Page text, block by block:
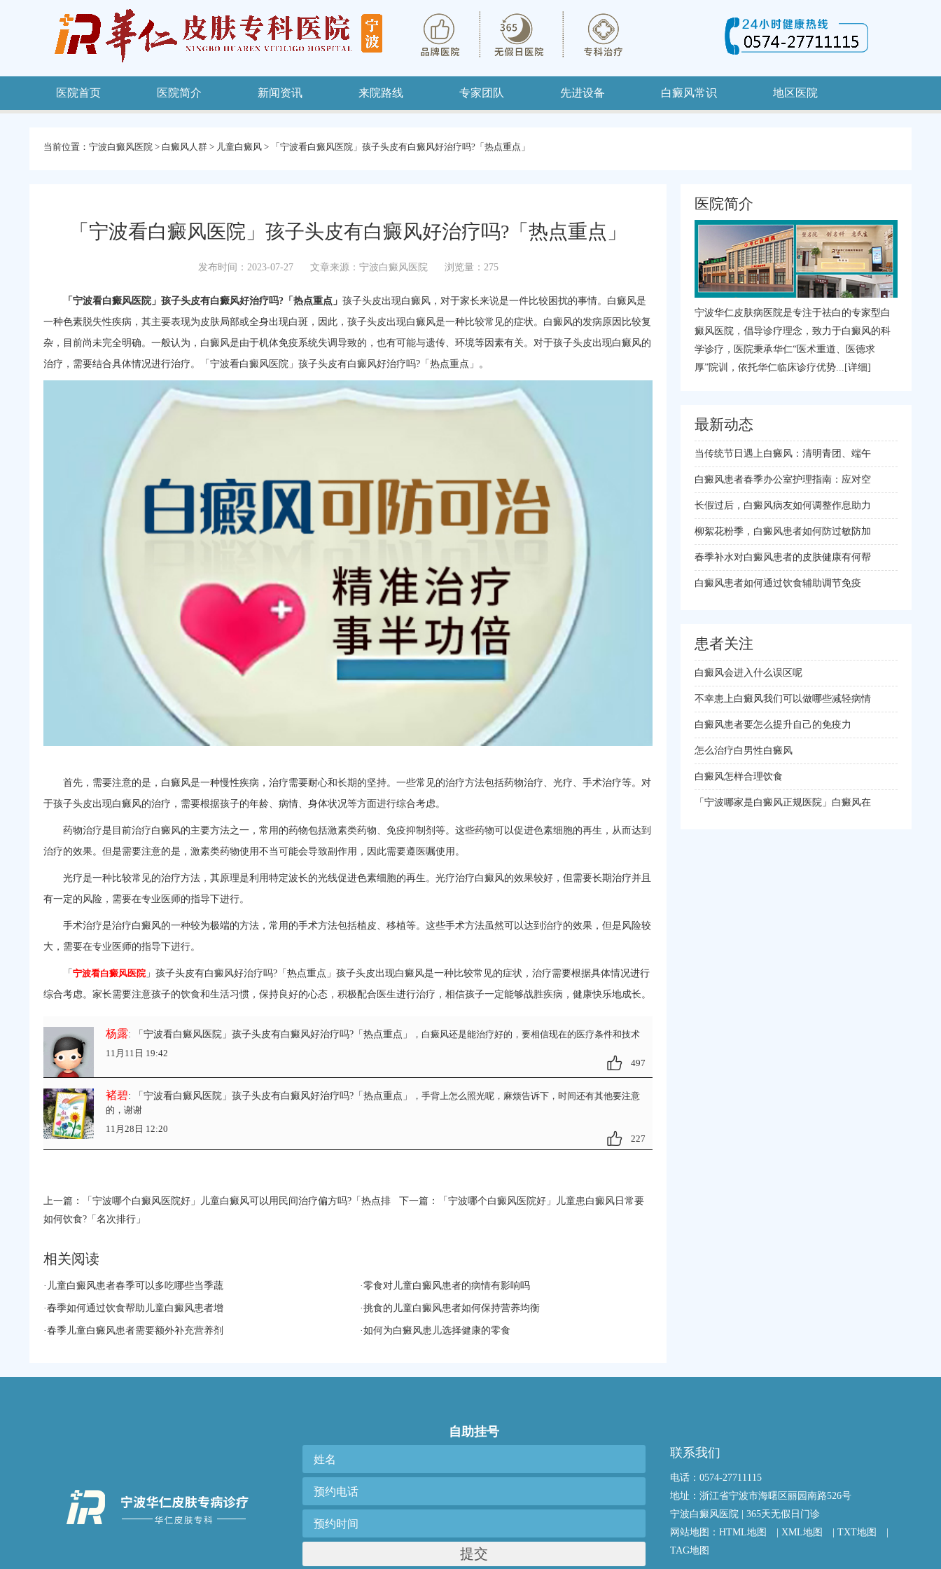
医院首页 医院简介 新闻资讯 来院路线 专家团队 先进设备 白癜风常识 地区医院
当前位置： 宁波白癜风医院 > 白癜风人群 > 儿童白癜风 > 「宁波看白癜风医院」孩子头皮有白癜风好治疗吗?「热点重点」
「宁波看白癜风医院」孩子头皮有白癜风好治疗吗?「热点重点」
发布时间：2023-07-27 文章来源：宁波白癜风医院 浏览量：275
「宁波看白癜风医院」孩子头皮有白癜风好治疗吗?「热点重点」 孩子头皮出现白癜风，对于家长来说是一件比较困扰的事情。白癜风是
一种色素脱失性疾病，其主要表现为皮肤局部或全身出现白斑，因此，孩子头皮出现白癜风是一种比较常见的症状。白癜风的发病原因比较复
杂，目前尚未完全明确。一般认为，白癜风是由于机体免疫系统失调导致的，也有可能与遗传、环境等因素有关。对于孩子头皮出现白癜风的
治疗，需要结合具体情况进行治疗。「宁波看白癜风医院」孩子头皮有白癜风好治疗吗?「热点重点」。
首先，需要注意的是，白癜风是一种慢性疾病，治疗需要耐心和长期的坚持。一些常见的治疗方法包括药物治疗、光疗、手术治疗等。对
于孩子头皮出现白癜风的治疗，需要根据孩子的年龄、病情、身体状况等方面进行综合考虑。
药物治疗是目前治疗白癜风的主要方法之一，常用的药物包括激素类药物、免疫抑制剂等。这些药物可以促进色素细胞的再生，从而达到
治疗的效果。但是需要注意的是，激素类药物使用不当可能会导致副作用，因此需要遵医嘱使用。
光疗是一种比较常见的治疗方法，其原理是利用特定波长的光线促进色素细胞的再生。光疗治疗白癜风的效果较好，但需要长期治疗并且
有一定的风险，需要在专业医师的指导下进行。
手术治疗是治疗白癜风的一种较为极端的方法，常用的手术方法包括植皮、移植等。这些手术方法虽然可以达到治疗的效果，但是风险较
大，需要在专业医师的指导下进行。
「 宁波看白癜风医院 」孩子头皮有白癜风好治疗吗?「热点重点」孩子头皮出现白癜风是一种比较常见的症状，治疗需要根据具体情况进行
综合考虑。家长需要注意孩子的饮食和生活习惯，保持良好的心态，积极配合医生进行治疗，相信孩子一定能够战胜疾病，健康快乐地成长。
杨露: 「宁波看白癜风医院」孩子头皮有白癜风好治疗吗?「热点重点」
，白癜风还是能治疗好的，要相信现在的医疗条件和技术
11月11日 19:42
497
褚碧: 「宁波看白癜风医院」孩子头皮有白癜风好治疗吗?「热点重点」
，手背上怎么照光呢，麻烦告诉下，时间还有其他要注意
的，谢谢
11月28日 12:20
227
上一篇： 「宁波哪个白癜风医院好」儿童白癜风可以用民间治疗偏方吗?「热点排 下一篇：
「宁波哪个白癜风医院好」儿童患白癜风日常要
如何饮食?「名次排行」
相关阅读
·零食对儿童白癜风患者的病情有影响吗
· 儿童白癜风患者春季可以多吃哪些当季蔬
·挑食的儿童白癜风患者如何保持营养均衡
·春季如何通过饮食帮助儿童白癜风患者增
·如何为白癜风患儿选择健康的零食
·春季儿童白癜风患者需要额外补充营养剂
医院简介
宁波华仁皮肤病医院是专注于祛白的专家型白
癜风医院，倡导诊疗理念，致力于白癜风的科
学诊疗，医院秉承华仁“医术重道、医德求
厚”院训，依托华仁临床诊疗优势... [详细]
最新动态
当传统节日遇上白癜风：清明青团、端午
白癜风患者春季办公室护理指南：应对空
长假过后，白癜风病友如何调整作息助力
柳絮花粉季，白癜风患者如何防过敏防加
春季补水对白癜风患者的皮肤健康有何帮
白癜风患者如何通过饮食辅助调节免疫
患者关注
白癜风会进入什么误区呢
不幸患上白癜风我们可以做哪些减轻病情
白癜风患者要怎么提升自己的免疫力
怎么治疗白男性白癜风
白癜风怎样合理饮食
「宁波哪家是白癜风正规医院」白癜风在
自助挂号
提交
联系我们
电话：0574-27711115
地址：浙江省宁波市海曙区丽园南路526号
宁波白癜风医院 | 365天无假日门诊
网站地图： HTML地图 XML地图 TXT地图
TAG地图